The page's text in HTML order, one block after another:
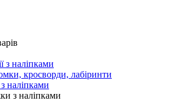
з наліпками
кросворди, лабіринти
наліпками
з наліпками